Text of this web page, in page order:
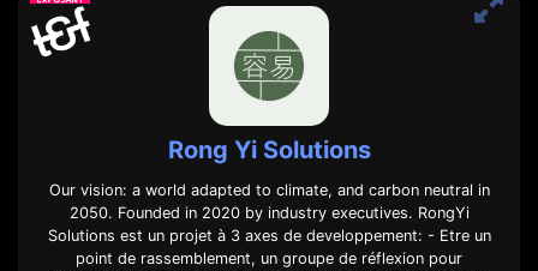
Rong Yi Solutions
Our vision: a world adapted to climate, and carbon neutral in
2050. Founded in 2020 by industry executives. RongYi
Solutions est un projet à 3 axes de developpement: - Etre un
point de rassemblement, un groupe de réflexion pour